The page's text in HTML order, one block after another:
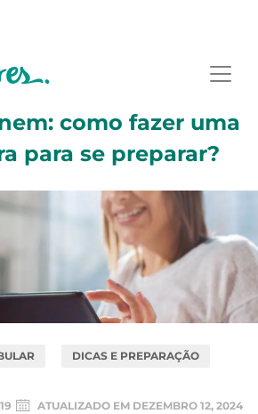
como fazer uma
para se preparar?
DICAS E PREPARAÇÃO
ATUALIZADO EM DEZEMBRO 12, 2024